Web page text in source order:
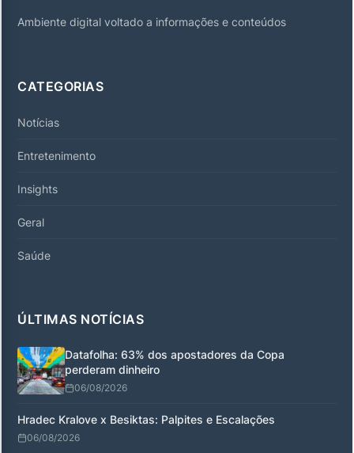
Ambiente digital voltado a informações e conteúdos
CATEGORIAS
Notícias
Entretenimento
Insights
Geral
Saúde
ÚLTIMAS NOTÍCIAS
Datafolha: 63% dos apostadores da Copa
perderam dinheiro
06/08/2026
Hradec Kralove x Besiktas: Palpites e Escalações
06/08/2026